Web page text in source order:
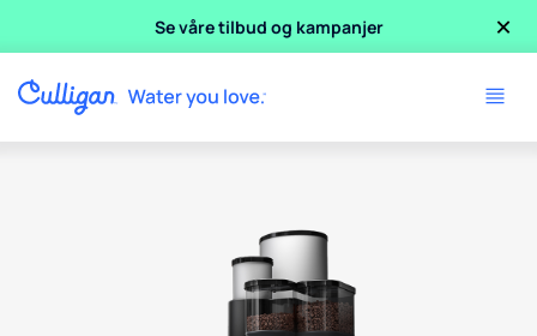
Se våre tilbud og kampanjer ×